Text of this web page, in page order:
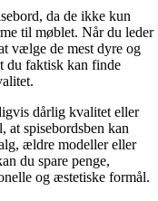
da de ikke kun
til møblet. Når du leder
vælge de mest dyre og
du faktisk kan finde
dårlig kvalitet eller
at spisebordsben kan
ældre modeller eller
du spare penge,
og æstetiske formål.